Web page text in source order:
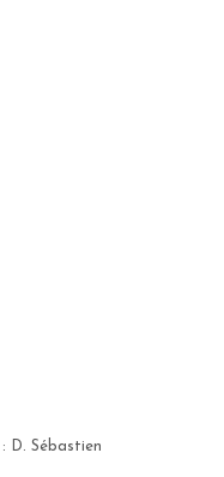
D. Sébastien